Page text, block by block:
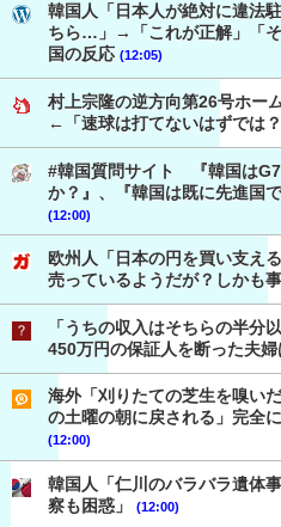
韓国人「日本人が絶対に違法
ちら…」→「これが正解」「
国の反応 (12:05)
村上宗隆の逆方向第26号ホー
←「速球は打てないはずでは
#韓国質問サイト 『韓国は
か？』、『韓国は既に先進国
(12:00)
欧州人「日本の円を買い支え
売っているようだが？しかも
「うちの収入はそちらの半分
450万円の保証人を断った夫
海外「刈りたての芝生を嗅い
の土曜の朝に戻される」完全
(12:00)
韓国人「仁川のバラバラ遺体
察も困惑」
(12:00)